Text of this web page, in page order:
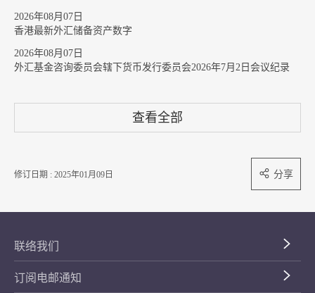
2026年08月07日
香港最新外汇储备资产数字
2026年08月07日
外汇基金咨询委员会辖下货币发行委员会2026年7月2日会议纪录
查看全部
修订日期 : 2025年01月09日 分享
联络我们
订阅电邮通知